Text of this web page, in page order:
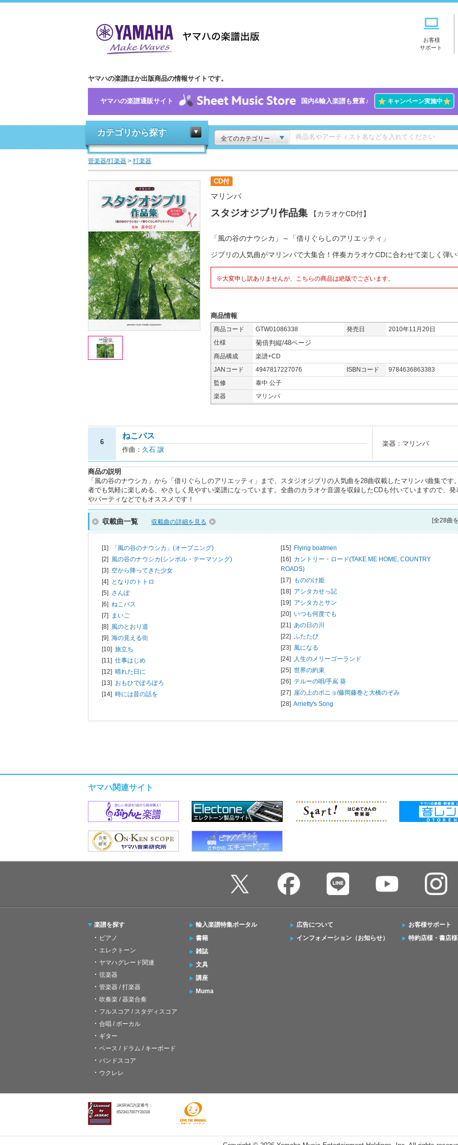
お客様
サポート
ヤマハの楽譜ほか出版商品の情報サイトです。
ヤマハの楽譜通販サイト 国内&輸入楽譜も豊富♪ ★キャンペーン実施中★
カテゴリから探す
全てのカテゴリー
管楽器/打楽器 > 打楽器
CD付
マリンバ
スタジオジブリ作品集 【カラオケCD付】
「風の谷のナウシカ」～「借りぐらしのアリエッティ」
ジブリの人気曲がマリンバで大集合！伴奏カラオケCDに合わせて楽しく弾
※大変申し訳ありませんが、こちらの商品は絶版でございます。
商品情報
商品コード GTW01086338 発売日
2010年11月20日
仕様
菊倍判縦/48ページ
商品構成
楽譜+CD
JANコード
4947817227076 ISBNコード
9784636863383
監修
泰中 公子
楽器
マリンバ
6
ねこバス
作曲： 久石 譲
楽器：マリンバ
商品の説明
「風の谷のナウシカ」から「借りぐらしのアリエッティ」まで、スタジオジブリの人気曲を28曲収載したマリンバ曲集です
者でも気軽に楽しめる、やさしく見やすい楽譜になっています。全曲のカラオケ音源を収録したCDも付いていますので、発
やパーティなどでもオススメです！
収載曲一覧 収載曲の詳細を見る [全28曲
[1]
「風の谷のナウシカ」(オープニング)
[2] 風の谷のナウシカ(シンボル・テーマソング)
[3] 空から降ってきた少女
[4] となりのトトロ
[5] さんぽ
[6] ねこバス
[7] まいご
[8] 風のとおり道
[9] 海の見える街
[10] 旅立ち
[11] 仕事はじめ
[12] 晴れた日に
[13] おもひでぽろぽろ
[14] 時には昔の話を
[15] Flying boatmen
[16] カントリー・ロード(TAKE ME HOME, COUNTRY
ROADS)
[17] もののけ姫
[18] アシタカせっ記
[19] アシタカとサン
[20] いつも何度でも
[21] あの日の川
[22] ふたたび
[23] 風になる
[24] 人生のメリーゴーランド
[25] 世界の約束
[26] テルーの唄/手嶌 葵
[27] 崖の上のポニョ/藤岡藤巻と大橋のぞみ
[28] Arrietty's Song
ヤマハ関連サイト
楽譜を探す
ピアノ
エレクトーン
ヤマハグレード関連
弦楽器
管楽器 / 打楽器
吹奏楽 / 器楽合奏
フルスコア / スタディスコア
合唱 / ボーカル
ギター
ベース / ドラム / キーボード
バンドスコア
ウクレレ
輸入楽譜特集ポータル
書籍
雑誌
文具
講座
Muma
広告について
インフォメーション（お知らせ）
お客様サポート
特約店様・書店
JASRAC許諾番号：
6523417007Y31018